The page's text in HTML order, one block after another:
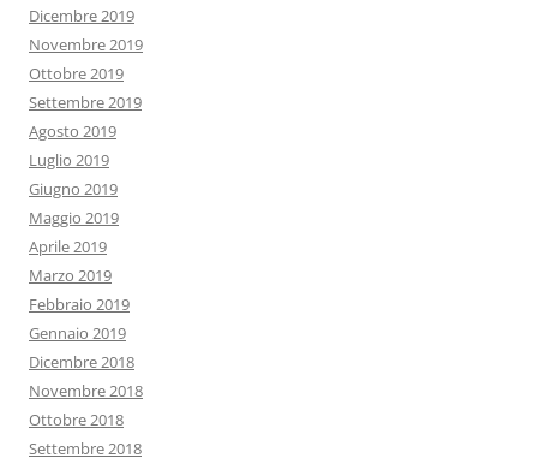
Dicembre 2019
Novembre 2019
Ottobre 2019
Settembre 2019
Agosto 2019
Luglio 2019
Giugno 2019
Maggio 2019
Aprile 2019
Marzo 2019
Febbraio 2019
Gennaio 2019
Dicembre 2018
Novembre 2018
Ottobre 2018
Settembre 2018